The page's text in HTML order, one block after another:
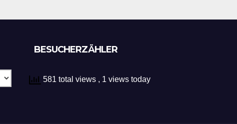
BESUCHERZÄHLER
581 total views , 1 views today